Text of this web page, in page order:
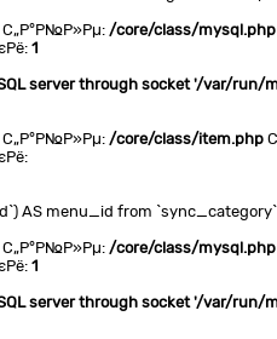
С„Р°Р№Р»Рµ:/core/class/mysql.php
1
server through socket '/var/run/
С„Р°Р№Р»Рµ:/core/class/item.php
AS menu_id from
С„Р°Р№Р»Рµ:/core/class/mysql.php
1
server through socket '/var/run/